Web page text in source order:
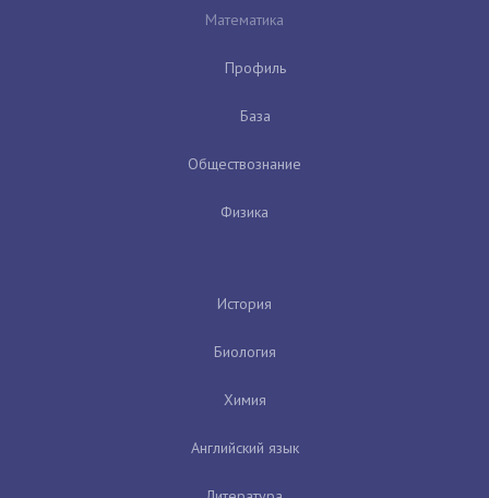
Математика
Профиль
База
Обществознание
Физика
История
Биология
Химия
Английский язык